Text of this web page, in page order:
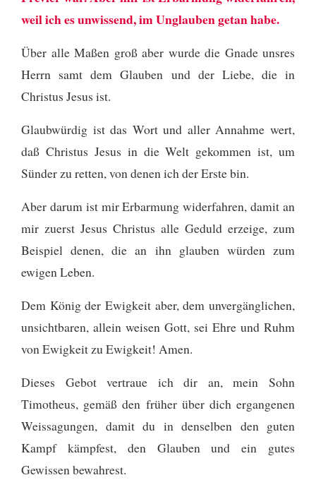
weil ich es unwissend, im Unglauben getan habe.
Über alle Maßen groß aber wurde die Gnade unsres
Herrn samt dem Glauben und der Liebe, die in
Christus Jesus ist.
Glaubwürdig ist das Wort und aller Annahme wert,
daß Christus Jesus in die Welt gekommen ist, um
Sünder zu retten, von denen ich der Erste bin.
Aber darum ist mir Erbarmung widerfahren, damit an
mir zuerst Jesus Christus alle Geduld erzeige, zum
Beispiel denen, die an ihn glauben würden zum
ewigen Leben.
Dem König der Ewigkeit aber, dem unvergänglichen,
unsichtbaren, allein weisen Gott, sei Ehre und Ruhm
von Ewigkeit zu Ewigkeit! Amen.
Dieses Gebot vertraue ich dir an, mein Sohn
Timotheus, gemäß den früher über dich ergangenen
Weissagungen, damit du in denselben den guten
Kampf kämpfest, den Glauben und ein gutes
Gewissen bewahrest.